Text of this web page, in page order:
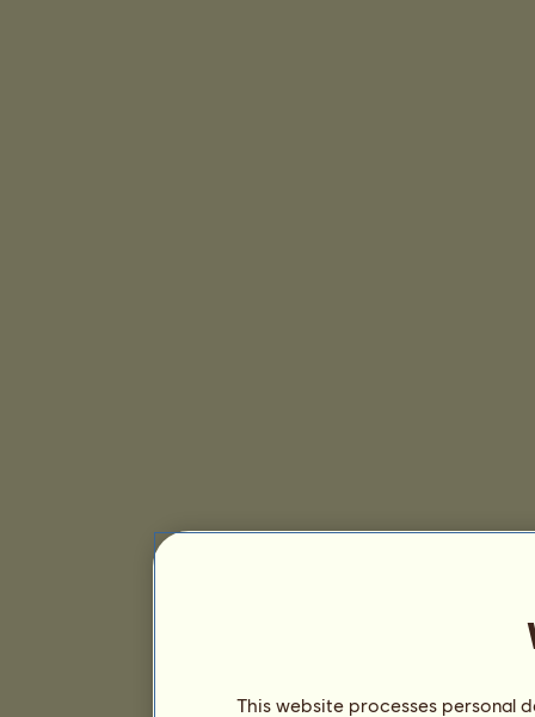
This website processes personal